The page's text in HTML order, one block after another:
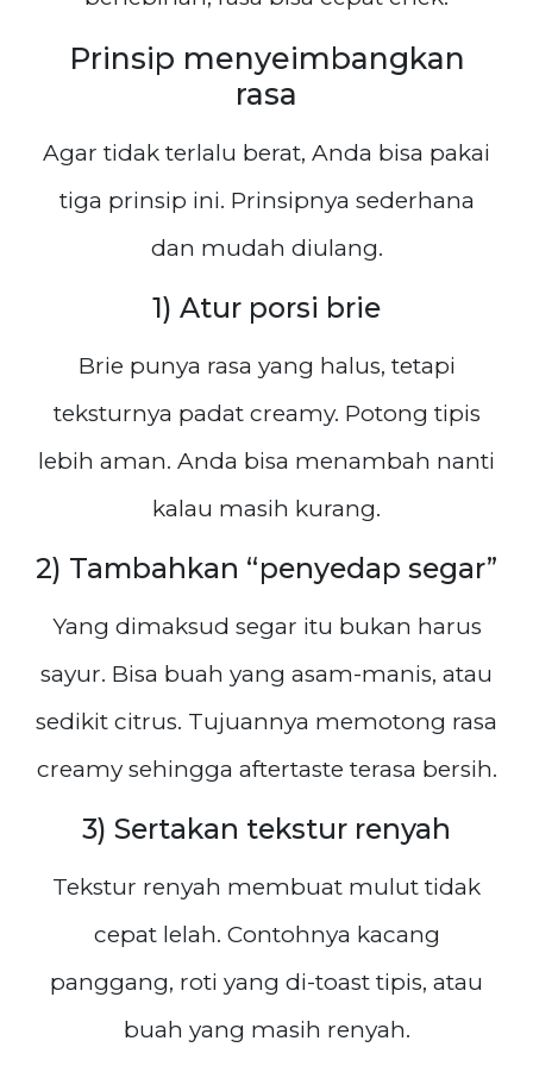
Prinsip menyeimbangkan
rasa
Agar tidak terlalu berat, Anda bisa pakai
tiga prinsip ini. Prinsipnya sederhana
dan mudah diulang.
1) Atur porsi brie
Brie punya rasa yang halus, tetapi
teksturnya padat creamy. Potong tipis
lebih aman. Anda bisa menambah nanti
kalau masih kurang.
2) Tambahkan “penyedap segar”
Yang dimaksud segar itu bukan harus
sayur. Bisa buah yang asam-manis, atau
sedikit citrus. Tujuannya memotong rasa
creamy sehingga aftertaste terasa bersih.
3) Sertakan tekstur renyah
Tekstur renyah membuat mulut tidak
cepat lelah. Contohnya kacang
panggang, roti yang di-toast tipis, atau
buah yang masih renyah.